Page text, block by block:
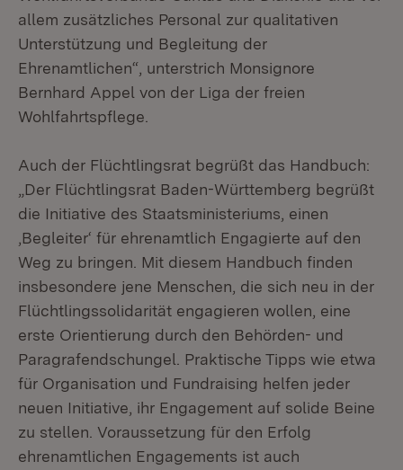
allem zusätzliches Personal zur qualitativen
Unterstützung und Begleitung der
Ehrenamtlichen“, unterstrich Monsignore
Bernhard Appel von der Liga der freien
Wohlfahrtspflege.
Auch der Flüchtlingsrat begrüßt das Handbuch:
„Der Flüchtlingsrat Baden-Württemberg begrüßt
die Initiative des Staatsministeriums, einen
‚Begleiter‘ für ehrenamtlich Engagierte auf den
Weg zu bringen. Mit diesem Handbuch finden
insbesondere jene Menschen, die sich neu in der
Flüchtlingssolidarität engagieren wollen, eine
erste Orientierung durch den Behörden- und
Paragrafendschungel. Praktische Tipps wie etwa
für Organisation und Fundraising helfen jeder
neuen Initiative, ihr Engagement auf solide Beine
zu stellen. Voraussetzung für den Erfolg
ehrenamtlichen Engagements ist auch